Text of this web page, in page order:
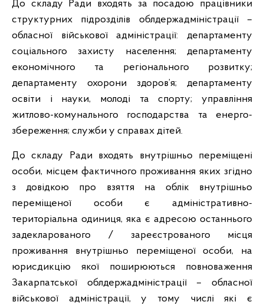
До складу Ради входять за посадою працівники
структурних підрозділів облдержадміністрації –
обласної військової адміністрації: департаменту
соціального захисту населення; департаменту
економічного та регіонального розвитку;
департаменту охорони здоров’я; департаменту
освіти і науки, молоді та спорту; управління
житлово-комунального господарства та енерго-
збереження; служби у справах дітей.
До складу Ради входять внутрішньо переміщені
особи, місцем фактичного проживання яких згідно
з довідкою про взяття на облік внутрішньо
переміщеної особи є адміністративно-
територіальна одиниця, яка є адресою останнього
задекларованого / зареєстрованого місця
проживання внутрішньо переміщеної особи, на
юрисдикцію якої поширюються повноваження
Закарпатської облдержадміністрації – обласної
військової адміністрації, у тому числі які є